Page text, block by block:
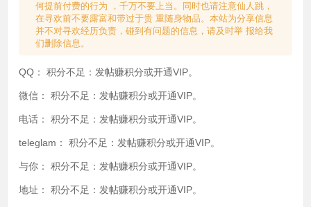
何提前付费的行为 ，千万不要上当。同时也请注意仙人跳，
在寻欢前不要露富和带过于贵 重随身物品。本站为分享信息
并不对寻欢经历负责，碰到有问题的信息，请及时举 报给我
们删除信息。
QQ： 积分不足：发帖赚积分或开通VIP。
微信： 积分不足：发帖赚积分或开通VIP。
电话： 积分不足：发帖赚积分或开通VIP。
teleglam： 积分不足：发帖赚积分或开通VIP。
与你： 积分不足：发帖赚积分或开通VIP。
地址： 积分不足：发帖赚积分或开通VIP。